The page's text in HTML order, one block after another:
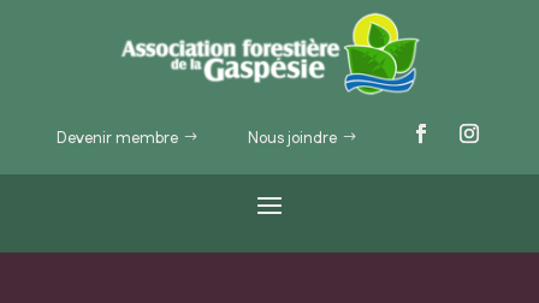
Devenir membre Nous joindre